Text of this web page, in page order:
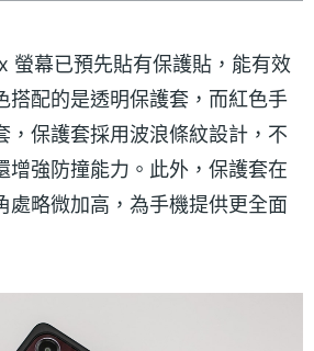
螢幕已預先貼有保護貼，能有效
搭配的是透明保護套，而紅色手
，保護套採用波浪條紋設計，不
增強防撞能力。此外，保護套在
處略微加高，為手機提供更全面